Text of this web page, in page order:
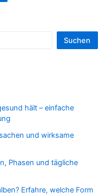
Suchen
hält – einfache
und wirksame
Phasen und tägliche
Erfahre, welche Form